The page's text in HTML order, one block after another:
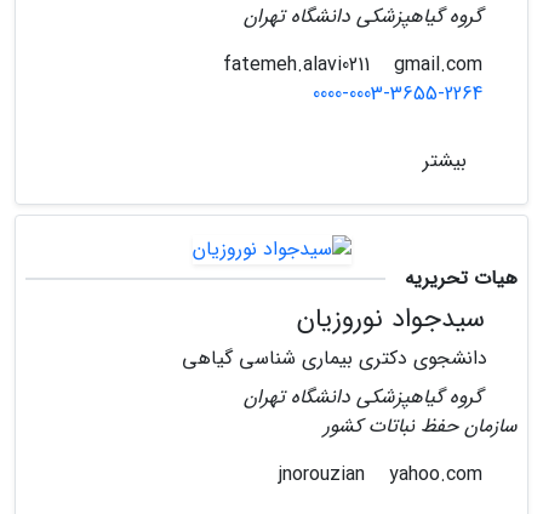
گروه گیاهپزشکی دانشگاه تهران
gmail.com
0000-0003-3655-2264
بیشتر
هیات تحریریه
سیدجواد نوروزیان
دانشجوی دکتری بیماری شناسی گیاهی
گروه گیاهپزشکی دانشگاه تهران
سازمان حفظ نباتات کشور
yahoo.com